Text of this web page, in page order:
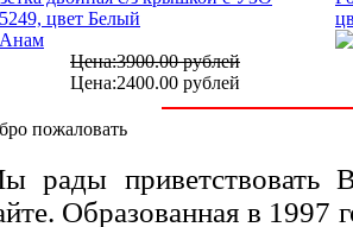
цвет Белый
Цена:3900.00 рублей
Цена:2400.00 рублей
пожаловать
рады приветствовать
Образованная в 1997